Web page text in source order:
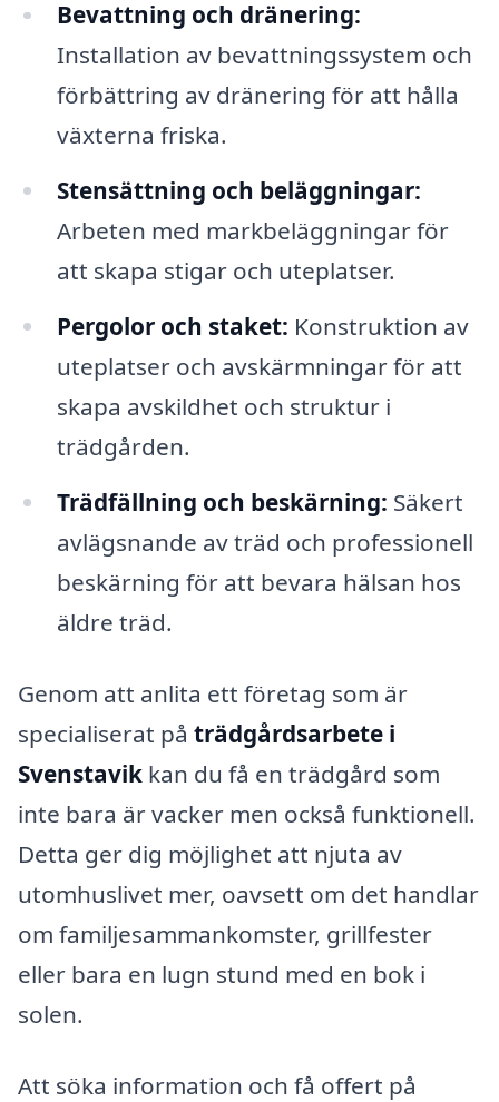
Bevattning och dränering:
Installation av bevattningssystem och
förbättring av dränering för att hålla
växterna friska.
Stensättning och beläggningar:
Arbeten med markbeläggningar för
att skapa stigar och uteplatser.
Pergolor och staket: Konstruktion av
uteplatser och avskärmningar för att
skapa avskildhet och struktur i
trädgården.
Trädfällning och beskärning: Säkert
avlägsnande av träd och professionell
beskärning för att bevara hälsan hos
äldre träd.
Genom att anlita ett företag som är
specialiserat på trädgårdsarbete i
Svenstavik kan du få en trädgård som
inte bara är vacker men också funktionell.
Detta ger dig möjlighet att njuta av
utomhuslivet mer, oavsett om det handlar
om familjesammankomster, grillfester
eller bara en lugn stund med en bok i
solen.
Att söka information och få offert på